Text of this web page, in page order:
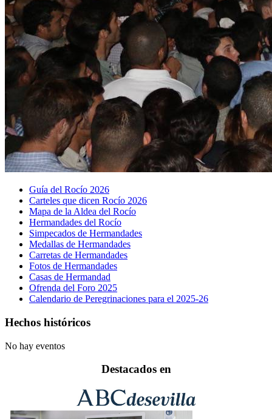
Guía del Rocío 2026
Carteles que dicen Rocío 2026
Mapa de la Aldea del Rocío
Hermandades del Rocío
Simpecados de Hermandades
Medallas de Hermandades
Carretas de Hermandades
Fotos de Hermandades
Casas de Hermandad
Ofrenda del Foro 2025
Calendario de Peregrinaciones para el 2025-26
Hechos históricos
No hay eventos
Destacados en